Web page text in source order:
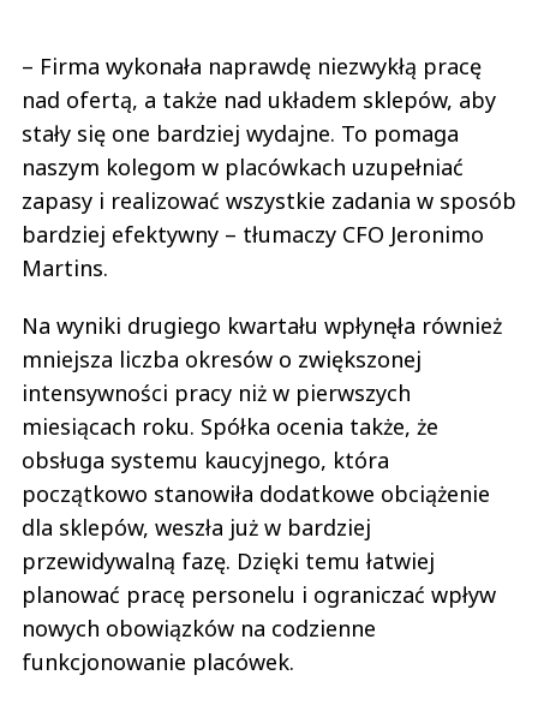
– Firma wykonała naprawdę niezwykłą pracę
nad ofertą, a także nad układem sklepów, aby
stały się one bardziej wydajne. To pomaga
naszym kolegom w placówkach uzupełniać
zapasy i realizować wszystkie zadania w sposób
bardziej efektywny – tłumaczy CFO Jeronimo
Martins.
Na wyniki drugiego kwartału wpłynęła również
mniejsza liczba okresów o zwiększonej
intensywności pracy niż w pierwszych
miesiącach roku. Spółka ocenia także, że
obsługa systemu kaucyjnego, która
początkowo stanowiła dodatkowe obciążenie
dla sklepów, weszła już w bardziej
przewidywalną fazę. Dzięki temu łatwiej
planować pracę personelu i ograniczać wpływ
nowych obowiązków na codzienne
funkcjonowanie placówek.